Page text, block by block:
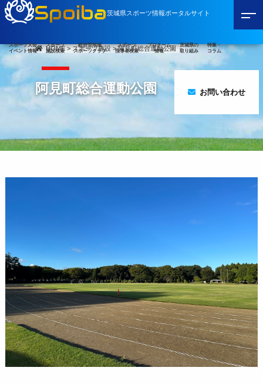
Spoiba茨城県スポーツ情報ポータルサイト
スポーツ大会
イベント情報
スポーツ
施設検索
総合型地域
スポーツクラブ
スポーツ
指導者検索
プロチーム
情報
茨城県の
取り組み
特集・
コラム
お問い合わせ
HOME>スポーツ施設>阿見町総合運動公園
阿見町総合運動公園